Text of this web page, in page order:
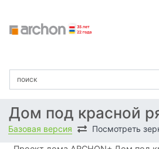
Дом под красной
Базовая версия Посмотреть